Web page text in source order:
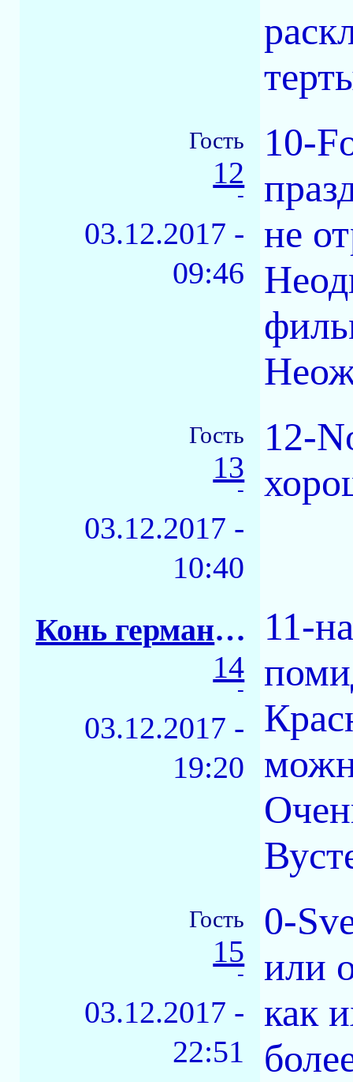
Гость
12
-
03.12.2017 -
09:46
10-
не
Гость
13
-
03.12.2017 -
10:40
12-
Конь германский
14
-
03.12.2017 -
19:20
11-
Гость
15
-
03.12.2017 -
22:51
0-
или
как